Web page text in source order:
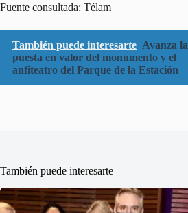
Fuente consultada: Télam
También puede interesarte Avanza la
puesta en valor del monumento y el
anfiteatro del Parque de la Estación
También puede interesarte